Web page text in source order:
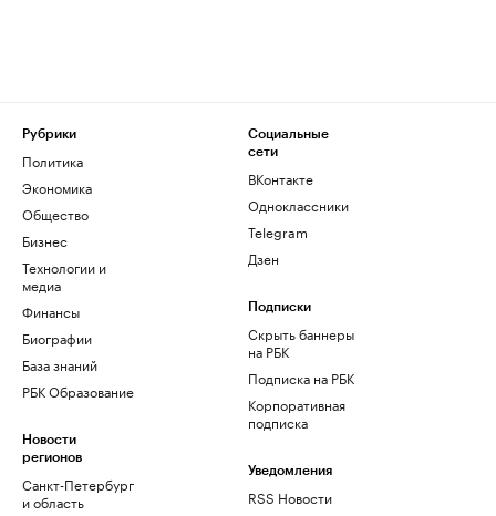
Рубрики
Политика
Экономика
Общество
Бизнес
Технологии и
медиа
Финансы
Биографии
База знаний
РБК Образование
Новости
регионов
Санкт-Петербург
и область
Социальные
сети
ВКонтакте
Одноклассники
Telegram
Дзен
Подписки
Скрыть баннеры
на РБК
Подписка на РБК
Корпоративная
подписка
Уведомления
RSS Новости